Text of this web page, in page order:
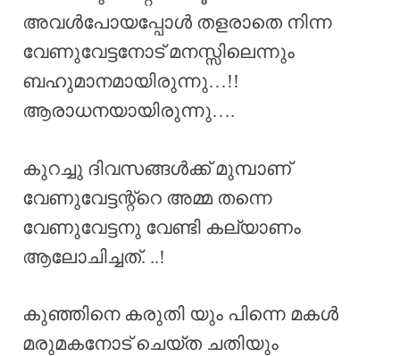
അവൾപോയപ്പോൾ തളരാതെ നിന്ന
വേണുവേട്ടനോട് മനസ്സിലെന്നും
ബഹുമാനമായിരുന്നു…!!
ആരാധനയായിരുന്നു….
കുറച്ചു ദിവസങ്ങൾക്ക് മുമ്പാണ്
വേണുവേട്ടന്റ്റെ അമ്മ തന്നെ
വേണുവേട്ടനു വേണ്ടി കല്യാണം
ആലോചിച്ചത്. ..!
കുഞ്ഞിനെ കരുതി യും പിന്നെ മകൾ
മരുമകനോട് ചെയ്ത ചതിയും